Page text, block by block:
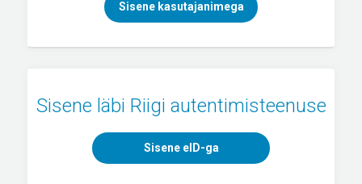
Sisene kasutajanimega
Sisene läbi Riigi autentimisteenuse
Sisene eID-ga